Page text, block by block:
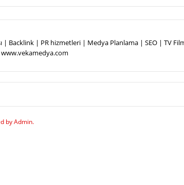
| Backlink | PR hizmetleri | Medya Planlama | SEO | TV
by Admin.